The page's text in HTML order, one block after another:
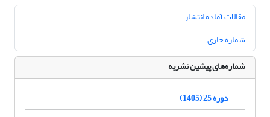
مقالات آماده انتشار
شماره جاری
شماره‌های پیشین نشریه
دوره 25 (1405)